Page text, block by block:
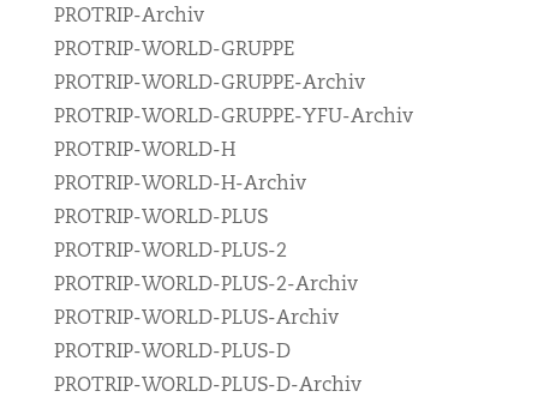
PROTRIP-Archiv
PROTRIP-WORLD-GRUPPE
PROTRIP-WORLD-GRUPPE-Archiv
PROTRIP-WORLD-GRUPPE-YFU-Archiv
PROTRIP-WORLD-H
PROTRIP-WORLD-H-Archiv
PROTRIP-WORLD-PLUS
PROTRIP-WORLD-PLUS-2
PROTRIP-WORLD-PLUS-2-Archiv
PROTRIP-WORLD-PLUS-Archiv
PROTRIP-WORLD-PLUS-D
PROTRIP-WORLD-PLUS-D-Archiv